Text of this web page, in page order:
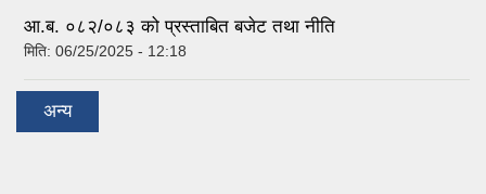
आ.ब. ०८२/०८३ को प्रस्ताबित बजेट तथा नीति
मिति: 06/25/2025 - 12:18
अन्य